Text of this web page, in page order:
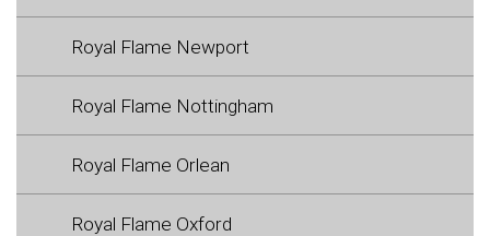
Royal Flame Newport
Royal Flame Nottingham
Royal Flame Orlean
Royal Flame Oxford